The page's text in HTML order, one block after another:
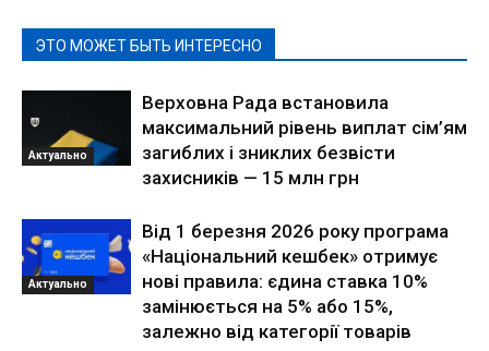
ЭТО МОЖЕТ БЫТЬ ИНТЕРЕСНО
Актуально
Верховна Рада встановила
максимальний рівень виплат сім’ям
загиблих і зниклих безвісти
захисників — 15 млн грн
Актуально
Від 1 березня 2026 року програма
«Національний кешбек» отримує
нові правила: єдина ставка 10%
замінюється на 5% або 15%,
залежно від категорії товарів